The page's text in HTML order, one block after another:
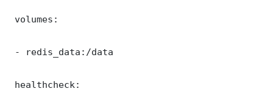
volumes:
- redis_data:/data
healthcheck: